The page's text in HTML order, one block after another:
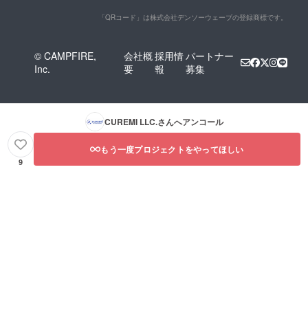
「QRコード」は株式会社デンソーウェーブの登録商標です。
© CAMPFIRE,
Inc.
会社概
要
採用情
報
パートナー
募集
CUREMI LLC.さんへアンコール
9
もう一度プロジェクトをやってほしい